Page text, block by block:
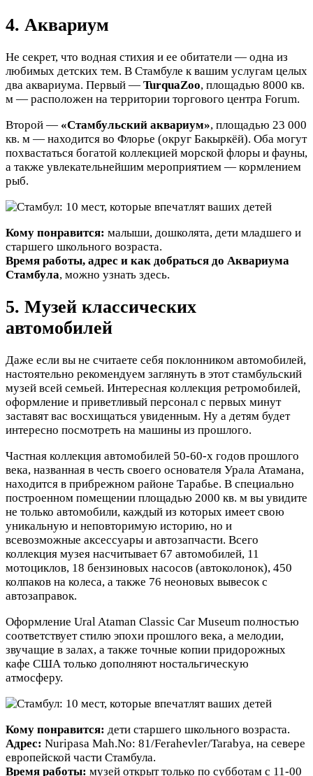
4. Аквариум
Не секрет, что водная стихия и ее обитатели — одна из
любимых детских тем. В Стамбуле к вашим услугам целых
два аквариума. Первый — TurquaZoo, площадью 8000 кв.
м — расположен на территории торгового центра Forum.
Второй — «Стамбульский аквариум», площадью 23 000
кв. м — находится во Флорье (округ Бакыркёй). Оба могут
похвастаться богатой коллекцией морской флоры и фауны,
а также увлекательнейшим мероприятием — кормлением
рыб.
Кому понравится: малыши, дошколята, дети младшего и
старшего школьного возраста.
Время работы, адрес и как добраться до Аквариума
Стамбула, можно узнать здесь.
5. Музей классических
автомобилей
Даже если вы не считаете себя поклонником автомобилей,
настоятельно рекомендуем заглянуть в этот стамбульский
музей всей семьей. Интересная коллекция ретромобилей,
оформление и приветливый персонал с первых минут
заставят вас восхищаться увиденным. Ну а детям будет
интересно посмотреть на машины из прошлого.
Частная коллекция автомобилей 50-60-х годов прошлого
века, названная в честь своего основателя Урала Атамана,
находится в прибрежном районе Тарабье. В специально
построенном помещении площадью 2000 кв. м вы увидите
не только автомобили, каждый из которых имеет свою
уникальную и неповторимую историю, но и
всевозможные аксессуары и автозапчасти. Всего
коллекция музея насчитывает 67 автомобилей, 11
мотоциклов, 18 бензиновых насосов (автоколонок), 450
колпаков на колеса, а также 76 неоновых вывесок с
автозаправок.
Оформление Ural Ataman Classic Car Museum полностью
соответствует стилю эпохи прошлого века, а мелодии,
звучащие в залах, а также точные копии придорожных
кафе США только дополняют ностальгическую
атмосферу.
Кому понравится: дети старшего школьного возраста.
Адрес: Nuripasa Mah.No: 81/Ferahevler/Tarabya, на севере
европейской части Стамбула.
Время работы: музей открыт только по субботам с 11-00